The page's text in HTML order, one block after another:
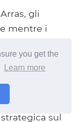
you get the
Learn more
gli
mentre i
La
a causa
altri
fatto ben
sul